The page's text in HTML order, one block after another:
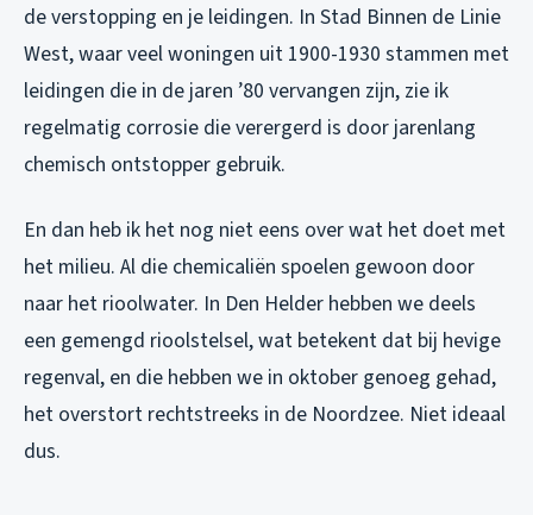
de verstopping en je leidingen. In Stad Binnen de Linie
West, waar veel woningen uit 1900-1930 stammen met
leidingen die in de jaren ’80 vervangen zijn, zie ik
regelmatig corrosie die verergerd is door jarenlang
chemisch ontstopper gebruik.
En dan heb ik het nog niet eens over wat het doet met
het milieu. Al die chemicaliën spoelen gewoon door
naar het rioolwater. In Den Helder hebben we deels
een gemengd rioolstelsel, wat betekent dat bij hevige
regenval, en die hebben we in oktober genoeg gehad,
het overstort rechtstreeks in de Noordzee. Niet ideaal
dus.